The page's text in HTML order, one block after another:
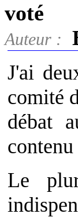
voté
Auteur :
J'ai
comité
débat
Le